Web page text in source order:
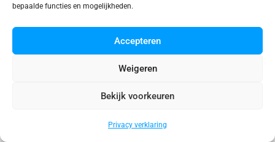
bepaalde functies en mogelijkheden.
Accepteren
Weigeren
Bekijk voorkeuren
Privacy verklaring
© 2025 Zwembadgids.eu